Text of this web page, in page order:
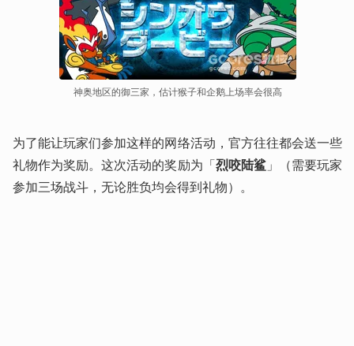
神奥地区的御三家，估计猴子和企鹅上场率会很高
为了能让玩家们参加这样的网络活动，官方往往都会送一些
礼物作为奖励。这次活动的奖励为「烈咬陆鲨」（需要玩家
参加三场战斗，无论胜负均会得到礼物）。